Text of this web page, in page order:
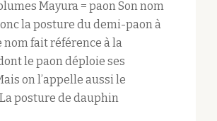
Mayura = paon Son nom
la posture du demi-paon à
nom fait référence à la
le paon déploie ses
on l’appelle aussi le
posture de dauphin